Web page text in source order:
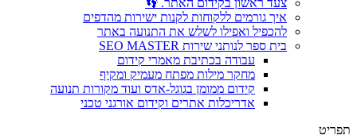
צעד ראשון בקידום האתר. 👣
איך גורמים ללקוחות לקנות ישירות מהדפים
להכפיל ואפילו לשלש את התנועה באתר
בית ספר לנותני שירות SEO MASTER
עבודה בכתיבת מאמרי קידום
מחקר מילות מפתח מעמיק ומקיף
קידום ממומן בגוגל-אדס ועוד מקורות תנועה
אדריכלות אתרים וקידום אורגני טכני
תפריט